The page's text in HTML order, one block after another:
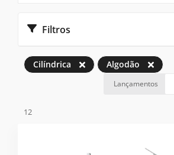
Filtros
Cilíndrica Algodão
Lançamentos
12